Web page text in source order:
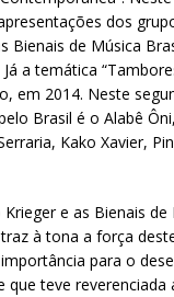
dos
Bienais de Música
a temática
em 2014. Neste
Brasil é o Alabê
Kako Xavier,
Krieger e as Bienais de
à tona a força
para o
que teve